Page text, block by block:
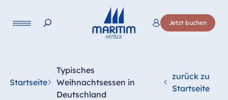
Jetzt buchen
Startseite
Typisches
Weihnachtsessen in
Deutschland
zurück zu
Startseite